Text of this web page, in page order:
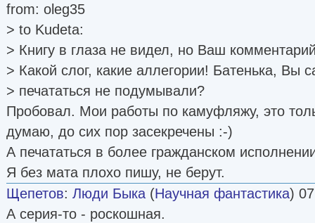
from: oleg35
> to Kudeta:
> Книгу в глаза не видел, но Ваш
> Какой слог, какие аллегории! Батенька, Вы
> печататься не подумывали?
Пробовал. Мои работы по камуфляжу, это
думаю, до сих пор засекречены :-)
А печататься в более гражданском
Я без мата плохо пишу, не берут.
Щепетов: Люди Быка (Научная фантастика)
А серия-то - роскошная.